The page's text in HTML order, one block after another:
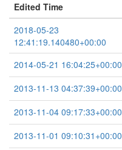
Edited Time
2018-05-23
12:41:19.140480+00:00
2014-05-21 16:04:25+00:00
2013-11-13 04:37:39+00:00
2013-11-04 09:17:33+00:00
2013-11-01 09:10:31+00:00